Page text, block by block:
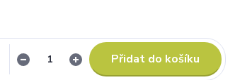
Přidat do košíku